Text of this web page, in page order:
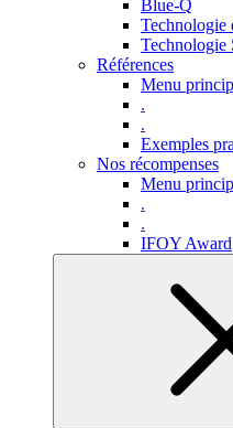
Blue-Q
Technologie
Références
Menu
.
.
Exemples
Nos récompenses
Menu
.
.
IFOY Award